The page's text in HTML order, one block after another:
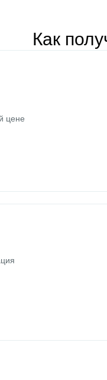
Как
цене